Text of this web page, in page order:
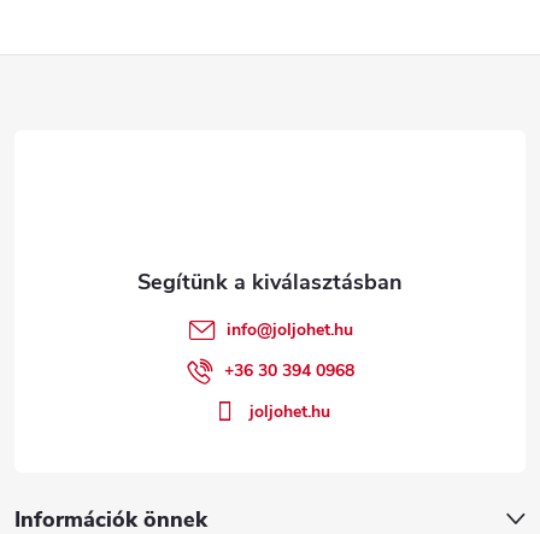
Információk önnek
info@joljohet.hu
+36 30 394 0968
joljohet.hu